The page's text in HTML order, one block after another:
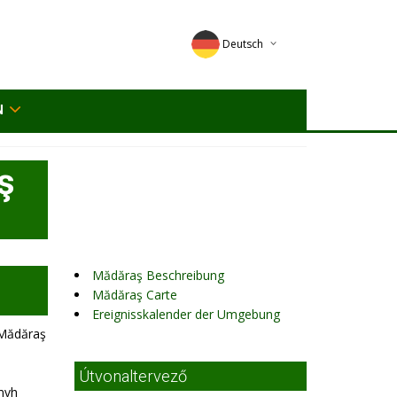
Deutsch
English
Mădăraş Beschreibung
Mădăraş Carte
Ereignisskalender der Umgebung
Útvonaltervező